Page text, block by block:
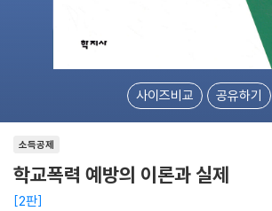
사이즈비교 공유하기
소득공제
학교폭력 예방의 이론과 실제
2판